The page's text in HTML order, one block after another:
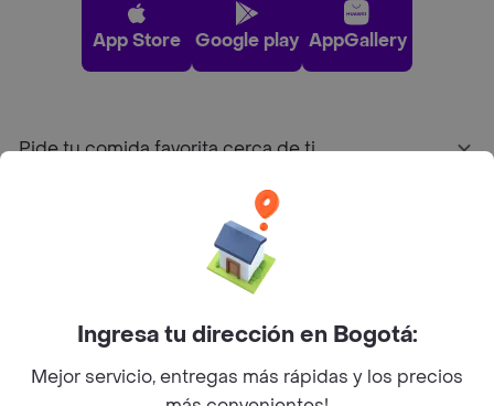
App Store Google play AppGallery
Pide tu comida favorita cerca de ti
Sobre Rappi
Ingresa tu dirección en Bogotá:
Mejor servicio, entregas más rápidas y los precios